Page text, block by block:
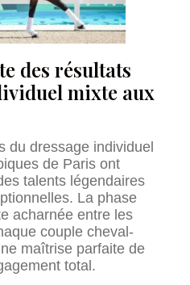
des résultats
mixte aux
du dressage individuel
de Paris ont
talents légendaires
La phase
acharnée entre les
couple cheval-
maîtrise parfaite de
total.